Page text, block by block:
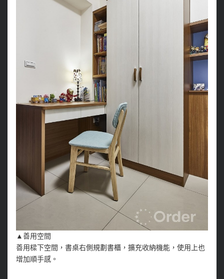
▲善用空間
善用樑下空間，書桌右側規劃書櫃，擴充收納機能，使用上也
增加順手感。